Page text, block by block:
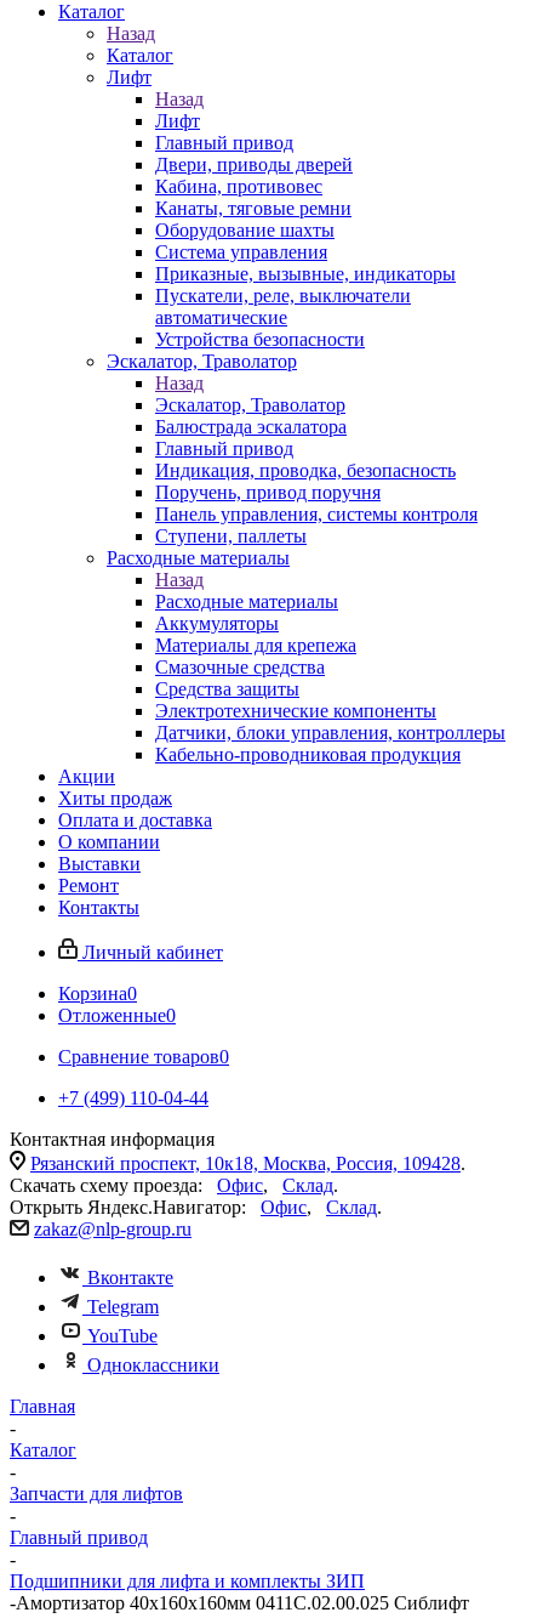
Каталог
Назад
Каталог
Лифт
Назад
Лифт
Главный привод
Двери, приводы дверей
Кабина, противовес
Канаты, тяговые ремни
Оборудование шахты
Система управления
Приказные, вызывные, индикаторы
Пускатели, реле, выключатели
автоматические
Устройства безопасности
Эскалатор, Траволатор
Назад
Эскалатор, Траволатор
Балюстрада эскалатора
Главный привод
Индикация, проводка, безопасность
Поручень, привод поручня
Панель управления, системы контроля
Ступени, паллеты
Расходные материалы
Назад
Расходные материалы
Аккумуляторы
Материалы для крепежа
Смазочные средства
Средства защиты
Электротехнические компоненты
Датчики, блоки управления, контроллеры
Кабельно-проводниковая продукция
Акции
Хиты продаж
Оплата и доставка
О компании
Выставки
Ремонт
Контакты
Личный кабинет
Корзина0
Отложенные0
Сравнение товаров0
+7 (499) 110-04-44
Контактная информация
Рязанский проспект, 10к18, Москва, Россия, 109428.
Скачать схему проезда: Офис, Склад.
Открыть Яндекс.Навигатор: Офис, Склад.
zakaz@nlp-group.ru
Вконтакте
Telegram
YouTube
Одноклассники
Главная
-
Каталог
-
Запчасти для лифтов
-
Главный привод
-
Подшипники для лифта и комплекты ЗИП
-Амортизатор 40х160х160мм 0411С.02.00.025 Сиблифт